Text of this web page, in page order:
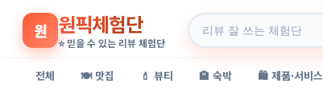
원 원픽체험단
⭐ 믿을 수 있는 리뷰 체험단
전체 🍽️ 맛집 💄 뷰티 🏨 숙박 🛍️ 제품·서비스